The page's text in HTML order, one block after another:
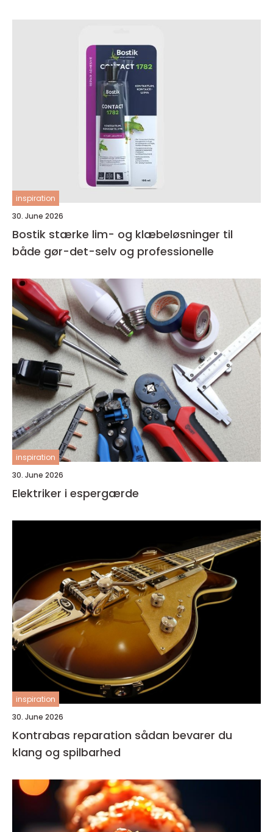
inspiration
30. June 2026
Bostik stærke lim- og klæbeløsninger til
både gør-det-selv og professionelle
inspiration
30. June 2026
Elektriker i espergærde
inspiration
30. June 2026
Kontrabas reparation sådan bevarer du
klang og spilbarhed